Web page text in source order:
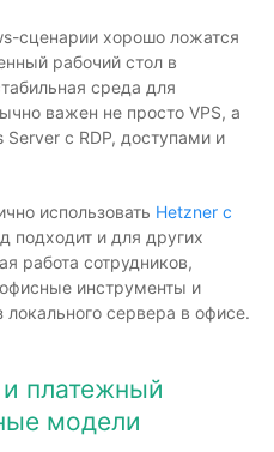
сценарии хорошо ложатся
рабочий стол в
среда для
важен не просто VPS, а
с RDP, доступами и
использовать Hetzner с
подходит и для других
работа сотрудников,
инструменты и
сервера в офисе.
платежный
модели